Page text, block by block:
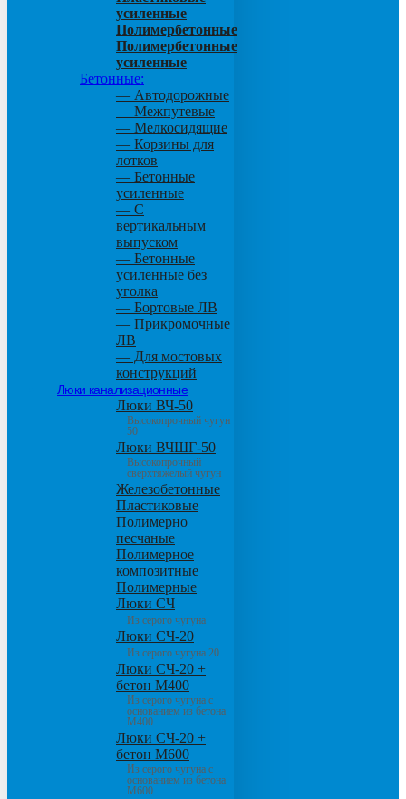
усиленные
Полимербетонные
Полимербетонные
усиленные
Бетонные:
— Автодорожные
— Межпутевые
— Мелкосидящие
— Корзины для
лотков
— Бетонные
усиленные
— С
вертикальным
выпуском
— Бетонные
усиленные без
уголка
— Бортовые ЛВ
— Прикромочные
ЛВ
— Для мостовых
конструкций
Люки канализационные
Люки ВЧ-50
Высокопрочный чугун
50
Люки ВЧШГ-50
Высокопрочный
сверхтяжелый чугун
Железобетонные
Пластиковые
Полимерно
песчаные
Полимерное
композитные
Полимерные
Люки СЧ
Из серого чугуна
Люки СЧ-20
Из серого чугуна 20
Люки СЧ-20 +
бетон М400
Из серого чугуна с
основанием из бетона
М400
Люки СЧ-20 +
бетон М600
Из серого чугуна с
основанием из бетона
М600